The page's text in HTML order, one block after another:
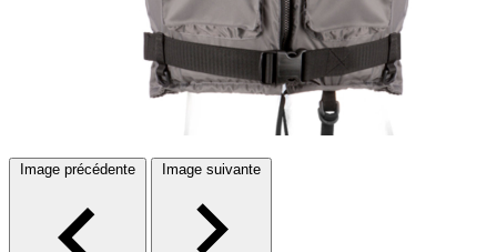
Image précédente Image suivante